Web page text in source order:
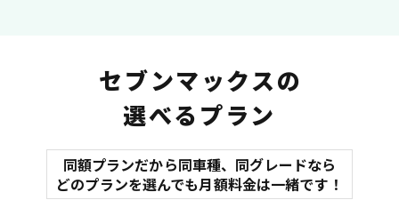
オイル交換 諸費用
マット
バイザー
セブンマックスの
選べるプラン
同額プランだから同車種、同グレードなら
どのプランを選んでも月額料金は一緒です！